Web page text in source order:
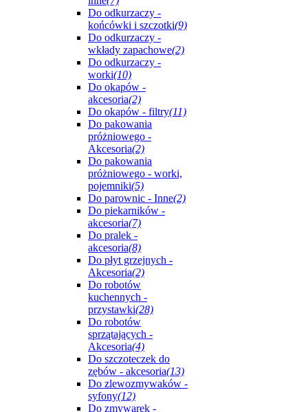
Do odkurzaczy -
końcówki i szczotki(9)
Do odkurzaczy -
wkłady zapachowe(2)
Do odkurzaczy -
worki(10)
Do okapów -
akcesoria(2)
Do okapów - filtry(11)
Do pakowania
próżniowego -
Akcesoria(2)
Do pakowania
próżniowego - worki,
pojemniki(5)
Do parownic - Inne(2)
Do piekarników -
akcesoria(7)
Do pralek -
akcesoria(8)
Do płyt grzejnych -
Akcesoria(2)
Do robotów
kuchennych -
przystawki(28)
Do robotów
sprzątających -
Akcesoria(4)
Do szczoteczek do
zębów - akcesoria(13)
Do zlewozmywaków -
syfony(12)
Do zmywarek -